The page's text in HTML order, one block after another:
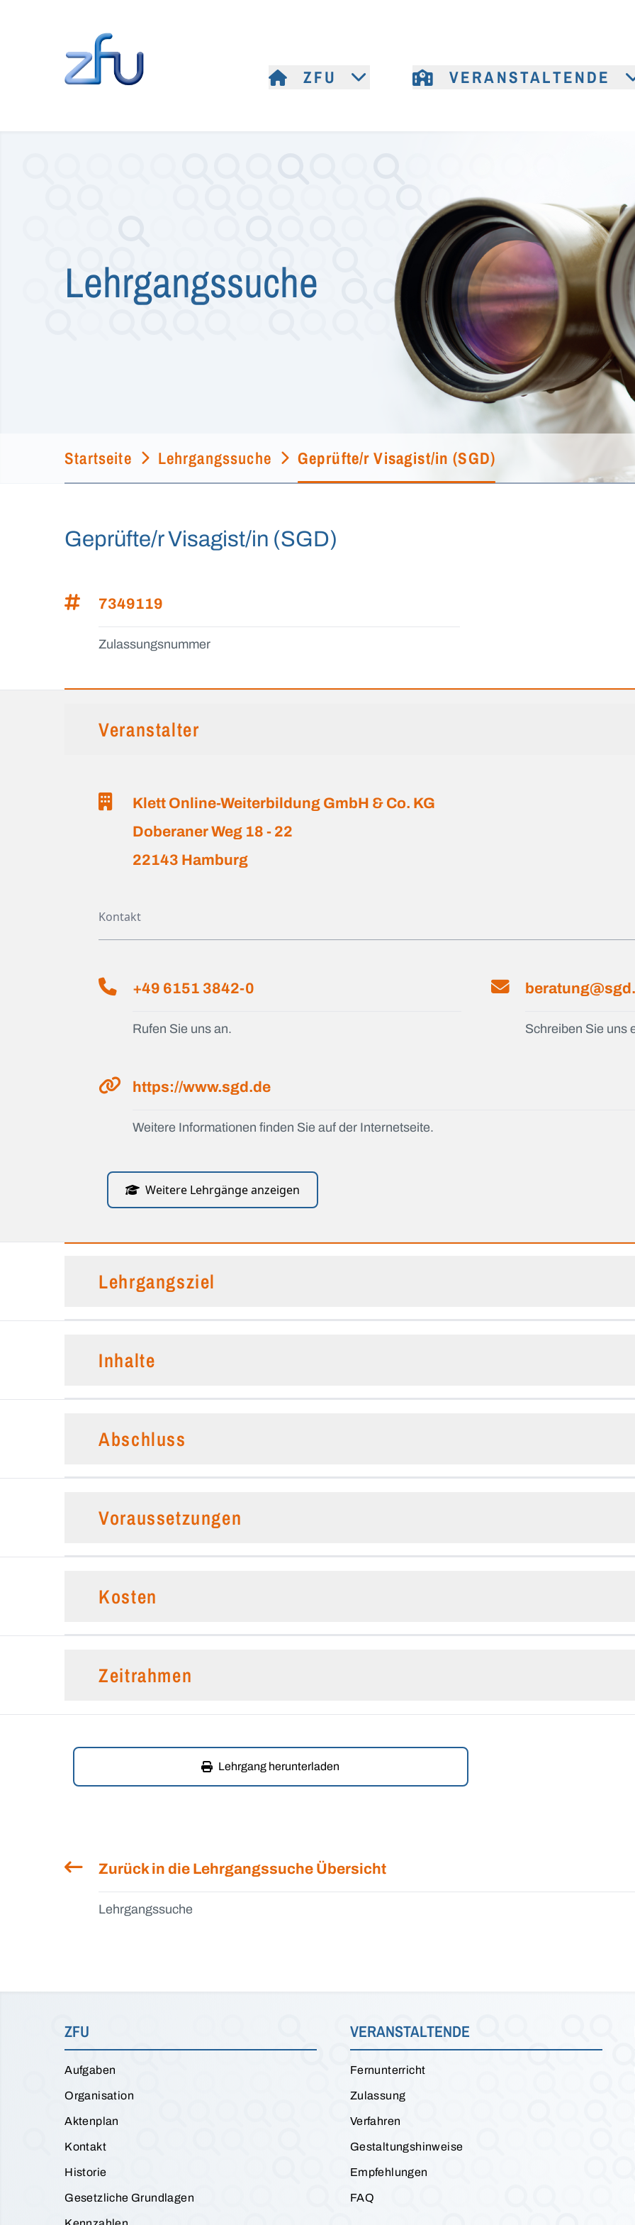
ZFU VERANSTALTENDE
Lehrgangssuche
Startseite Lehrgangssuche Geprüfte/r Visagist/in (SGD)
Geprüfte/r Visagist/in (SGD)
7349119
Zulassungsnummer
Veranstalter
Klett Online-Weiterbildung GmbH & Co. KG
Doberaner Weg 18 - 22
22143 Hamburg
Kontakt
+49 6151 3842-0
Rufen Sie uns an. Schreiben Sie uns
https://www.sgd.de
Weitere Informationen finden Sie auf der Internetseite.
Weitere Lehrgänge anzeigen
Lehrgangsziel
Inhalte
Abschluss
Voraussetzungen
Kosten
Zeitrahmen
Lehrgang herunterladen
Zurück in die Lehrgangssuche Übersicht
Lehrgangssuche
ZFU
Aufgaben
Organisation
Aktenplan
Kontakt
Historie
Gesetzliche Grundlagen
VERANSTALTENDE
Fernunterricht
Zulassung
Verfahren
Gestaltungshinweise
Empfehlungen
FAQ